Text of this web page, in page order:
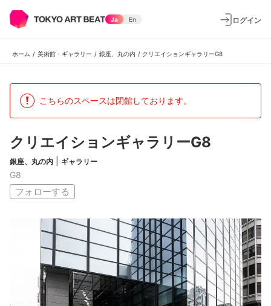
Ja En ログイン
ホーム / 美術館・ギャラリー / 銀座、丸の内 / クリエイションギャラリーG8
こちらのスペースは閉館しております。
クリエイションギャラリーG8
銀座、丸の内 ギャラリー
G8
フォローする